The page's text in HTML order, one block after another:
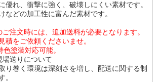
優れ、衝撃に強く、破壊しにくい素材です。
などの加工性に富んだ素材です。
注文時には、追加送料が必要となります。
をご依頼くださいませ。
塗装対応可能。
送りについて
り巻く環境は深刻さを増し、配送に関する制
。